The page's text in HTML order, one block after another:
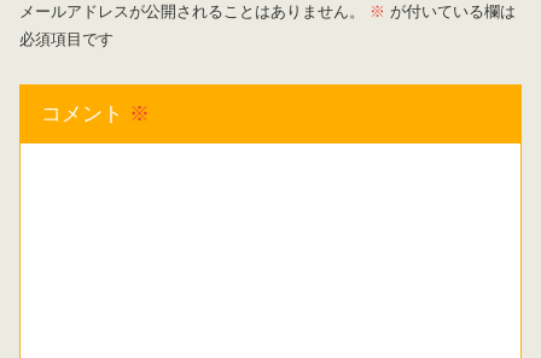
メールアドレスが公開されることはありません。 ※ が付いている欄は
必須項目です
コメント ※